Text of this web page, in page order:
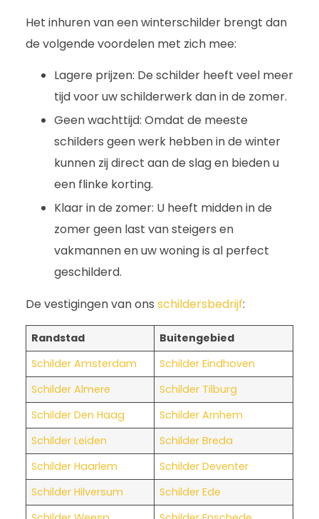
Het inhuren van een winterschilder brengt dan
de volgende voordelen met zich mee:
Lagere prijzen: De schilder heeft veel meer
tijd voor uw schilderwerk dan in de zomer.
Geen wachttijd: Omdat de meeste
schilders geen werk hebben in de winter
kunnen zij direct aan de slag en bieden u
een flinke korting.
Klaar in de zomer: U heeft midden in de
zomer geen last van steigers en
vakmannen en uw woning is al perfect
geschilderd.
De vestigingen van ons schildersbedrijf:
Randstad
Buitengebied
Schilder Amsterdam
Schilder Eindhoven
Schilder Almere
Schilder Tilburg
Schilder Den Haag
Schilder Arnhem
Schilder Leiden
Schilder Breda
Schilder Haarlem
Schilder Deventer
Schilder Hilversum
Schilder Ede